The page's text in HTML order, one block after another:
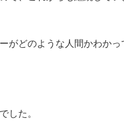
がどのような人間かわか
した。